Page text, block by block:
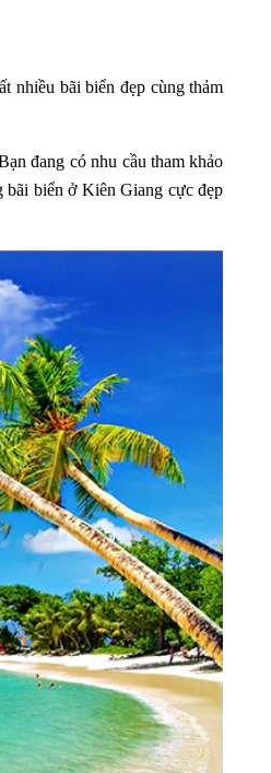
nhiều bãi biển đẹp cùng thảm
đang có nhu cầu tham khảo
bãi biển ở Kiên Giang cực đẹp